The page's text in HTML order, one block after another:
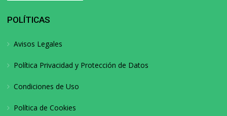
POLÍTICAS
Avisos Legales
Política Privacidad y Protección de Datos
Condiciones de Uso
Política de Cookies